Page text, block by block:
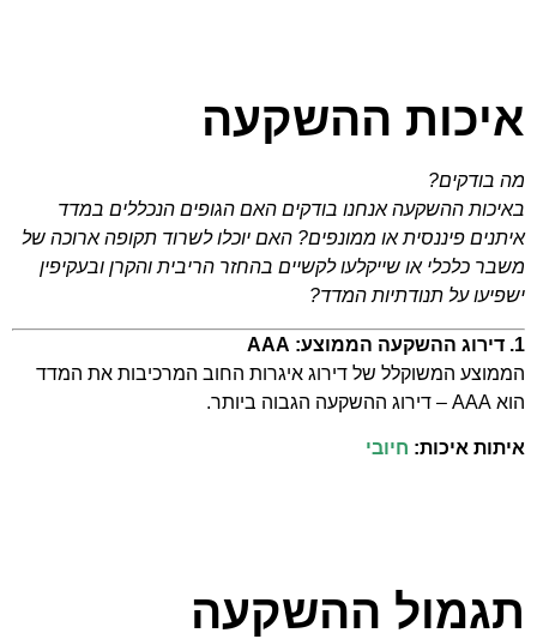
איכות ההשקעה
מה בודקים?
באיכות ההשקעה אנחנו בודקים האם הגופים הנכללים במדד
איתנים פיננסית או ממונפים? האם יוכלו לשרוד תקופה ארוכה של
משבר כלכלי או שייקלעו לקשיים בהחזר הריבית והקרן ובעקיפין
ישפיעו על תנודתיות המדד?
1. דירוג ההשקעה הממוצע: AAA
הממוצע המשוקלל של דירוג איגרות החוב המרכיבות את המדד
הוא AAA – דירוג ההשקעה הגבוה ביותר.
איתות איכות: חיובי
תגמול ההשקעה